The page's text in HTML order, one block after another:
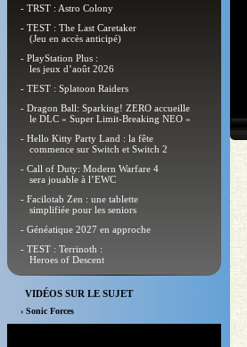
- TRST : Astro Colony
- TEST : The Last Caretaker
(Jeu en accès anticipé)
- PlayStation Plus :
les jeux d’août 2026
- TEST : Splatoon Raiders
- Dragon Ball: Sparking! ZERO accueille
le DLC « Super Limit-Breaking NEO »
- Hello Kitty Party Land : la fête
commence sur Switch et Switch 2
- Call of Duty: Modern Warfare 4
sera jouable à l’EWC
- Facilotab Zen : une tablette
simplifiée pour les seniors
- Généatique 2027 en approche
- TEST : Terrinoth :
Heroes of Descent
VIDÉOS SUR LE SUJET
› Sonic Forces